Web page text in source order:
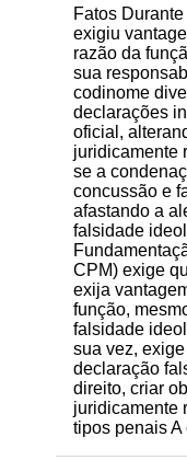
Fatos Durante
exigiu
razão da
sua
codinome
declarações
oficial,
juridicamente
se a
concussão e
afastando a
falsidade
CPM) exige
exija
função,
falsidade
sua vez,
declaração
direito, criar
juridicamente
tipos penais